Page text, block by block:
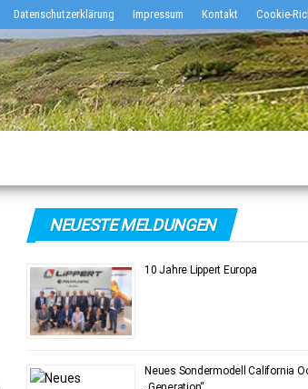
Datenschutzerklärung Impressum Kontakt Cookie-
NEUESTE MELDUNGEN
10 Jahre Lippert Europa
Neues Sondermodell California